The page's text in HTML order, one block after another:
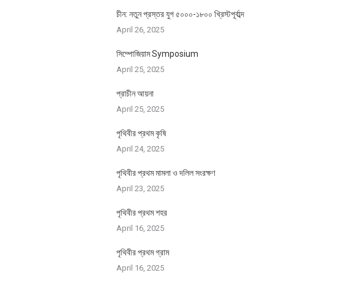
চীন: নতুন প্রস্তর যুগ ৫০০০-১৮০০ খ্রিস্টপূর্বাব্দ
April 26, 2025
সিম্পোজিয়াম Symposium
April 25, 2025
প্রাচীন আয়না
April 25, 2025
পৃথিবীর প্রথম কৃষি
April 24, 2025
পৃথিবীর প্রথম মামলা ও দলিল সংরক্ষণ
April 23, 2025
পৃথিবীর প্রথম শহর
April 16, 2025
পৃথিবীর প্রথম গ্রাম
April 16, 2025